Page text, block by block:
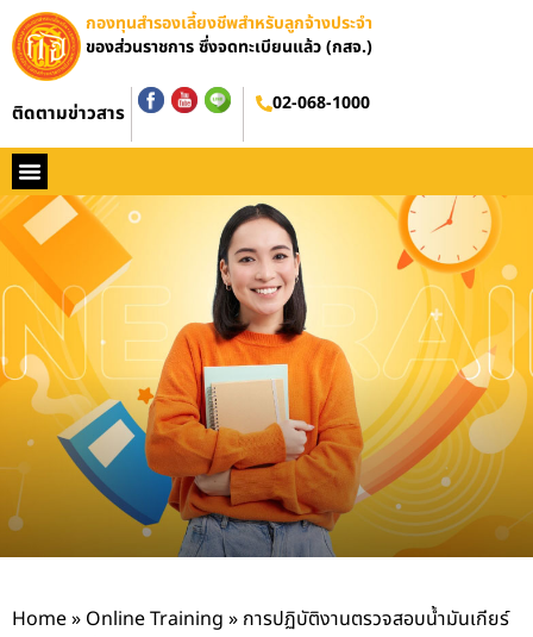
กองทุนสำรองเลี้ยงชีพสำหรับลูกจ้างประจำ
ของส่วนราชการ ซึ่งจดทะเบียนแล้ว (กสจ.)
ติดตามข่าวสาร 02-068-1000
อบรมออนไลน์
Home» Online Training » การปฏิบัติงานตรวจสอบน้ำมันเกียร์